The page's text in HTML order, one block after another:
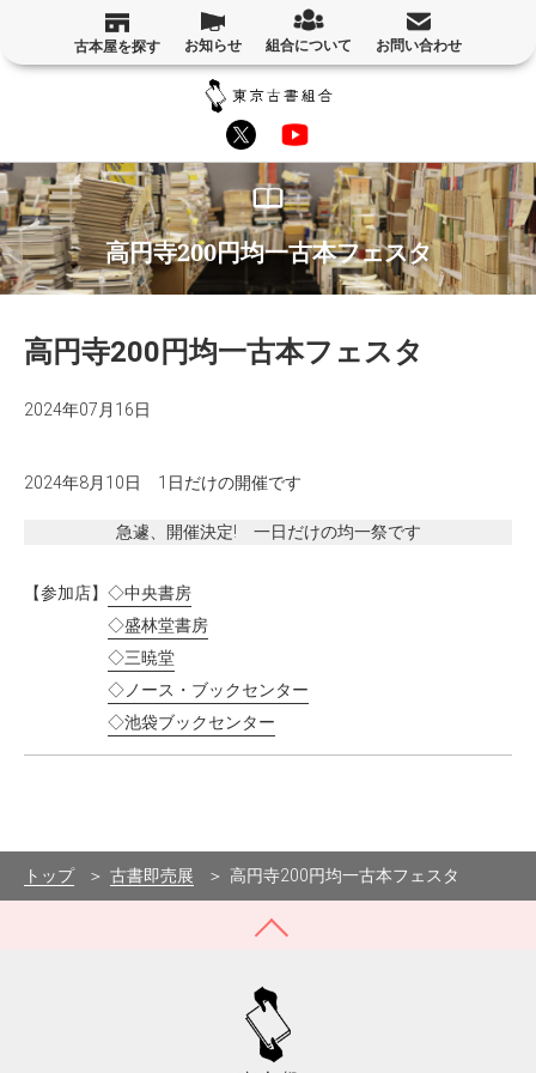
古本屋を探す お知らせ 組合について お問い合わせ
高円寺200円均一古本フェスタ
高円寺200円均一古本フェスタ
2024年07月16日
2024年8月10日 1日だけの開催です
急遽、開催決定! 一日だけの均一祭です
【参加店】 ◇中央書房
◇盛林堂書房
◇三暁堂
◇ノース・ブックセンター
◇池袋ブックセンター
トップ 古書即売展 高円寺200円均一古本フェスタ